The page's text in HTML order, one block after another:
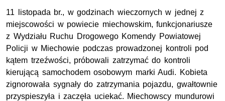
11 listopada br., w godzinach wieczornych w jednej z
miejscowości w powiecie miechowskim, funkcjonariusze
z Wydziału Ruchu Drogowego Komendy Powiatowej
Policji w Miechowie podczas prowadzonej kontroli pod
kątem trzeźwości, próbowali zatrzymać do kontroli
kierującą samochodem osobowym marki Audi. Kobieta
zignorowała sygnały do zatrzymania pojazdu, gwałtownie
przyspieszyła i zaczęła uciekać. Miechowscy mundurowi